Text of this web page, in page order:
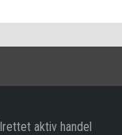
aktiv handel